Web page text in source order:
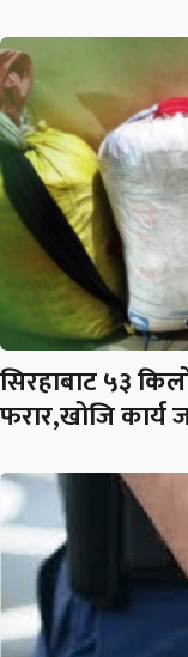
सिरहाबाट ५३
फरार,खोजि कार्य